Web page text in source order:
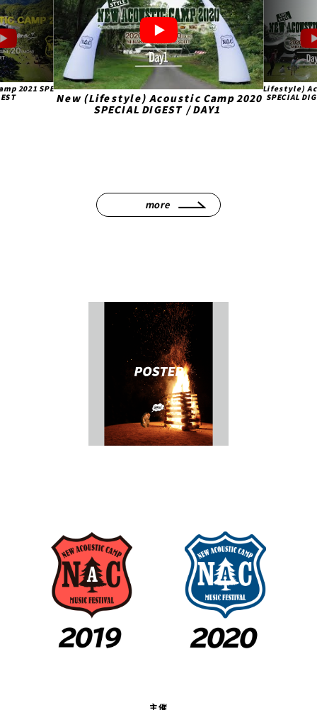
Acoustic Camp 2020
DIGEST / DAY1 New (Lifestyle) Acoustic Camp 2020
SPECIAL DIGEST / DAY2
【必見】
の本音ト
more
主催